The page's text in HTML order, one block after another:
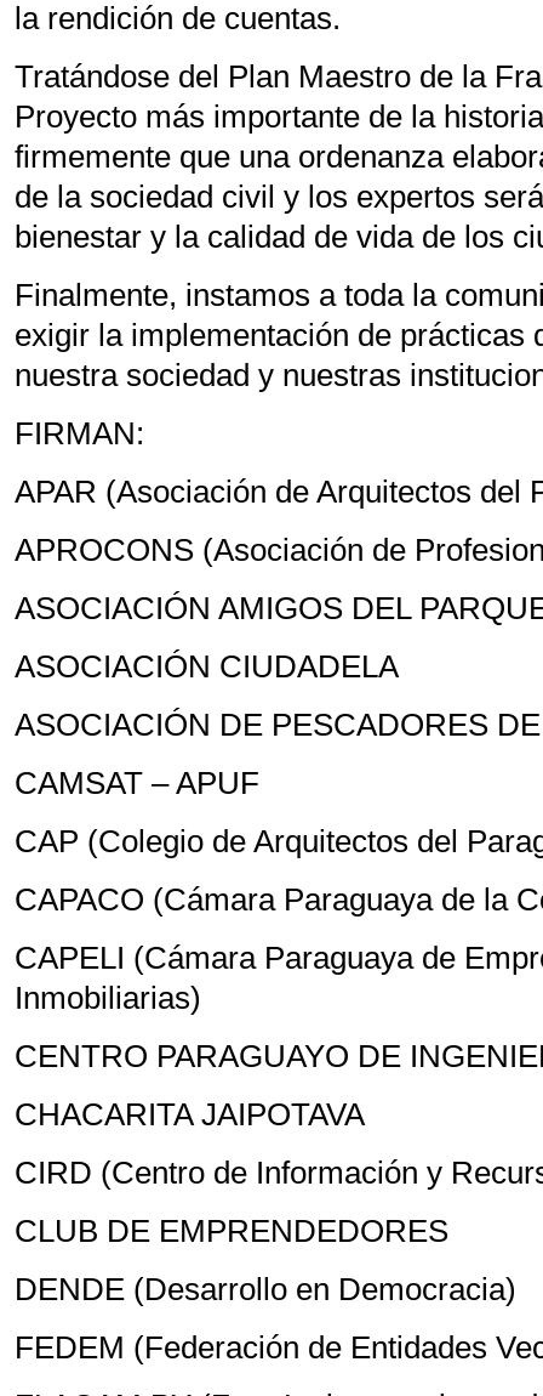
la rendición de cuentas.
Tratándose del Plan Maestro de la
Proyecto más importante de la
firmemente que una ordenanza
de la sociedad civil y los expertos
bienestar y la calidad de vida de los
Finalmente, instamos a toda la
exigir la implementación de prácticas
nuestra sociedad y nuestras
FIRMAN:
APAR (Asociación de Arquitectos del
APROCONS (Asociación de
ASOCIACIÓN AMIGOS DEL
ASOCIACIÓN CIUDADELA
ASOCIACIÓN DE PESCADORES
CAMSAT – APUF
CAP (Colegio de Arquitectos del
CAPACO (Cámara Paraguaya de la
CAPELI (Cámara Paraguaya de
Inmobiliarias)
CENTRO PARAGUAYO DE
CHACARITA JAIPOTAVA
CIRD (Centro de Información y
CLUB DE EMPRENDEDORES
DENDE (Desarrollo en Democracia)
FEDEM (Federación de Entidades